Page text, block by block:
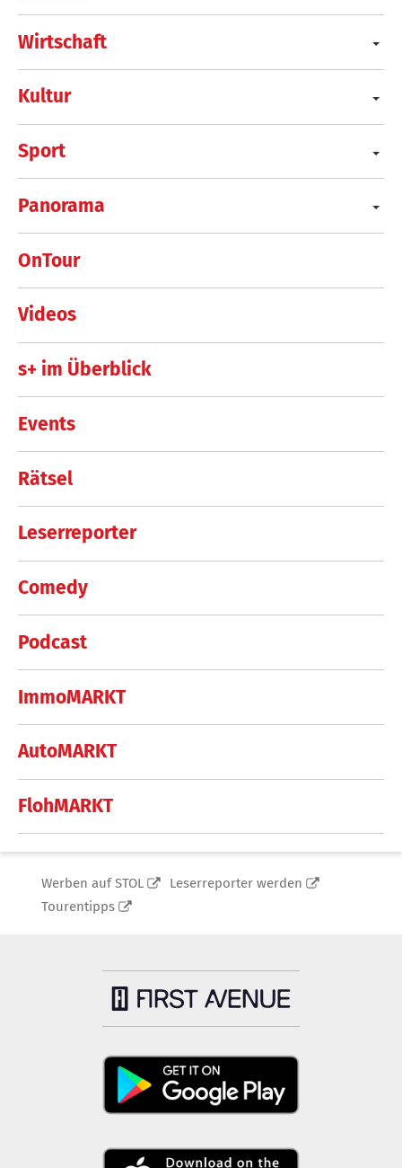
Wirtschaft
Kultur
Sport
Panorama
OnTour
Videos
s+ im Überblick
Events
Rätsel
Leserreporter
Comedy
Podcast
ImmoMARKT
AutoMARKT
FlohMARKT
Werben auf STOL
Leserreporter werden
Tourentipps